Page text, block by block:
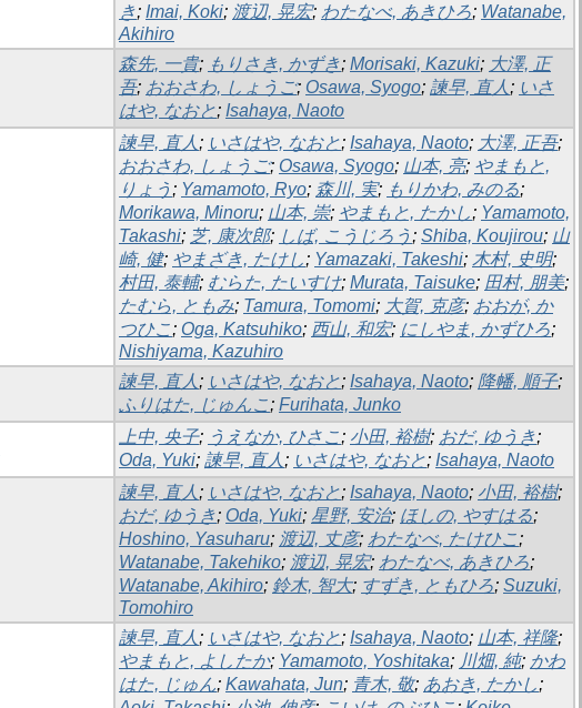
き; Imai, Koki; 渡辺, 晃宏; わたなべ, あきひろ; Watanabe,
Akihiro
森先, 一貴; もりさき, かずき; Morisaki, Kazuki; 大澤, 正
吾; おおさわ, しょうご; Osawa, Syogo; 諫早, 直人 ; いさ
はや, なおと; Isahaya, Naoto
諫早, 直人 ; いさはや, なおと; Isahaya, Naoto; 大澤, 正吾;
おおさわ, しょうご; Osawa, Syogo; 山本, 亮; やまもと,
りょう ; Yamamoto, Ryo; 森川, 実; もりかわ, みのる;
Morikawa, Minoru; 山本, 崇; やまもと, たかし; Yamamoto,
Takashi; 芝, 康次郎; しば, こうじろう ; Shiba, Koujirou; 山
崎, 健; やまざき, たけし; Yamazaki, Takeshi; 木村, 史明;
村田, 泰輔; むらた, たいすけ; Murata, Taisuke; 田村, 朋美;
たむら, ともみ; Tamura, Tomomi; 大賀, 克彦; おおが, か
つひこ; Oga, Katsuhiko; 西山, 和宏; にしやま, かずひろ;
Nishiyama, Kazuhiro
諫早, 直人 ; いさはや, なおと; Isahaya, Naoto; 降幡, 順子;
ふりはた, じゅんこ; Furihata, Junko
上中, 央子; うえなか, ひさこ; 小田, 裕樹; おだ, ゆうき;
Oda, Yuki; 諫早, 直人 ; いさはや, なおと; Isahaya, Naoto
諫早, 直人 ; いさはや, なおと; Isahaya, Naoto; 小田, 裕樹;
おだ, ゆうき; Oda, Yuki; 星野, 安治; ほしの, やすはる;
Hoshino, Yasuharu; 渡辺, 丈彦; わたなべ, たけひこ;
Watanabe, Takehiko; 渡辺, 晃宏; わたなべ, あきひろ;
Watanabe, Akihiro; 鈴木, 智大; すずき, ともひろ; Suzuki,
Tomohiro
諫早, 直人 ; いさはや, なおと; Isahaya, Naoto; 山本, 祥隆;
やまもと, よしたか; Yamamoto, Yoshitaka; 川畑, 純; かわ
はた, じゅん; Kawahata, Jun; 青木, 敬; あおき, たかし;